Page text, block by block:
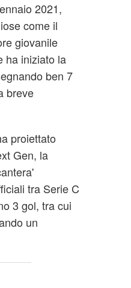
2021,
come il
giovanile
ha iniziato la
ben 7
breve
proiettato
Gen, la
tra Serie C
3 gol, tra cui
un